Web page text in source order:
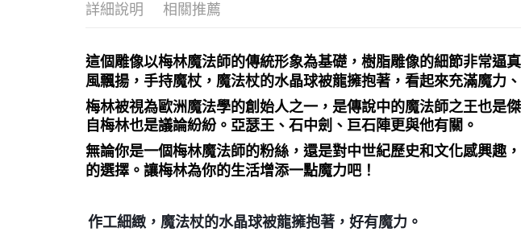
郵局幫你送（離島
每筆NT$80，滿
付款後門市自取
免運費
詳細說明 相關推薦
這個雕像以梅林魔法師的傳統形象為基礎，樹脂雕像的細節非常逼
風飄揚，手持魔杖，魔法杖的水晶球被龍擁抱著，看起來充滿魔力
梅林被視為歐洲魔法學的創始人之一，是傳說中的魔法師之王也是
自梅林也是議論紛紛。亞瑟王、石中劍、巨石陣更與他有關。
無論你是一個梅林魔法師的粉絲，還是對中世紀歷史和文化感興趣
的選擇。讓梅林為你的生活增添一點魔力吧！
作工細緻，魔法杖的水晶球被龍擁抱著，好有魔力。